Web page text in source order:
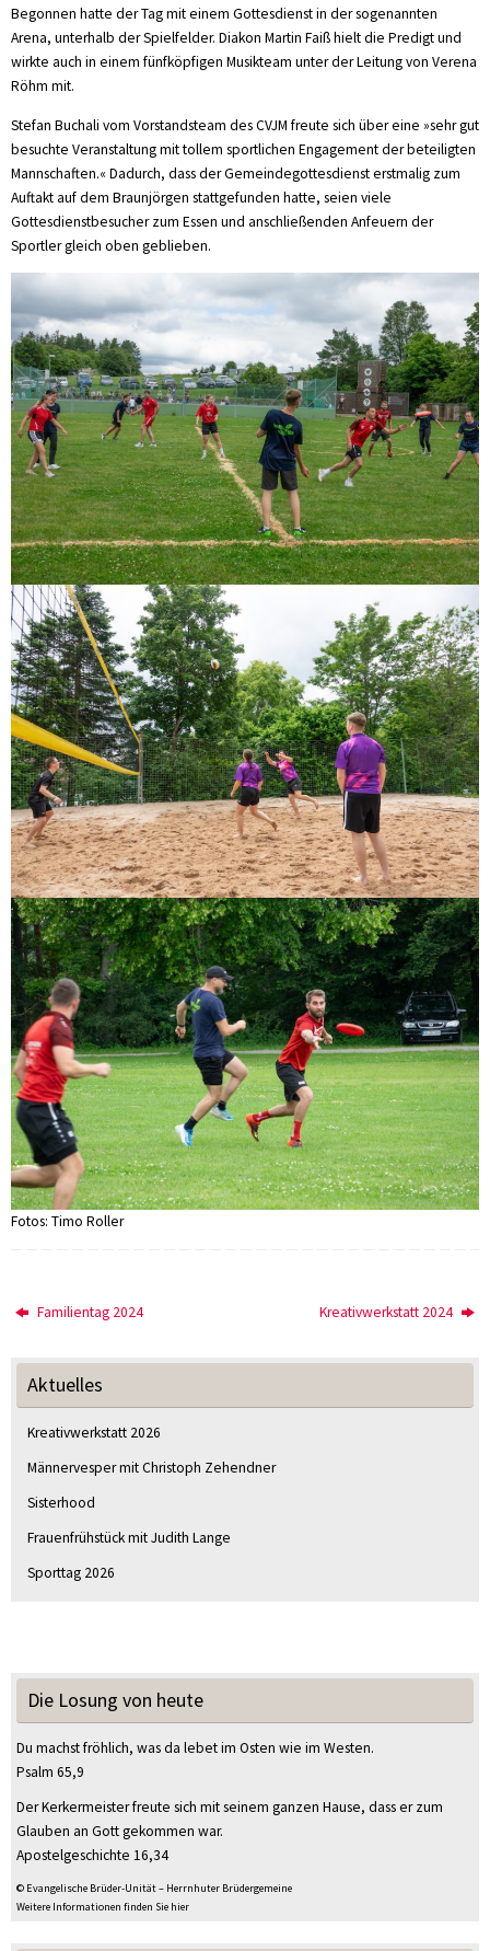
Begonnen hatte der Tag mit einem Gottesdienst in der sogenannten
Arena, unterhalb der Spielfelder. Diakon Martin Faiß hielt die Predigt und
wirkte auch in einem fünfköpfigen Musikteam unter der Leitung von Verena
Röhm mit.
Stefan Buchali vom Vorstandsteam des CVJM freute sich über eine »sehr gut
besuchte Veranstaltung mit tollem sportlichen Engagement der beteiligten
Mannschaften.« Dadurch, dass der Gemeindegottesdienst erstmalig zum
Auftakt auf dem Braunjörgen stattgefunden hatte, seien viele
Gottesdienstbesucher zum Essen und anschließenden Anfeuern der
Sportler gleich oben geblieben.
Fotos: Timo Roller
Familientag 2024 Kreativwerkstatt 2024
Aktuelles
Kreativwerkstatt 2026
Männervesper mit Christoph Zehendner
Sisterhood
Frauenfrühstück mit Judith Lange
Sporttag 2026
Die Losung von heute
Du machst fröhlich, was da lebet im Osten wie im Westen.
Psalm 65,9
Der Kerkermeister freute sich mit seinem ganzen Hause, dass er zum
Glauben an Gott gekommen war.
Apostelgeschichte 16,34
© Evangelische Brüder-Unität – Herrnhuter Brüdergemeine
Weitere Informationen finden Sie hier